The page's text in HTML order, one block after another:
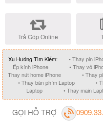
Trả Góp Online
Xu Hướng Tìm Kiếm: • Thay pin
Ép kính iPhone
• Thay vỏ
Thay nút home iPhone
• Thay
• Thay bàn phím Laptop
•
Laptop
• Thay main
GỌI HỖ TRỢ